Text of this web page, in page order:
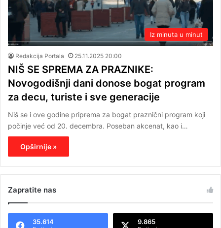
Iz minuta u minut
Redakcija Portala 25.11.2025 20:00
NIŠ SE SPREMA ZA PRAZNIKE:
Novogodišnji dani donose bogat program
za decu, turiste i sve generacije
Niš se i ove godine priprema za bogat praznični program koji
počinje već od 20. decembra. Poseban akcenat, kao i…
Opširnije »
Zapratite nas
35.614 9.865